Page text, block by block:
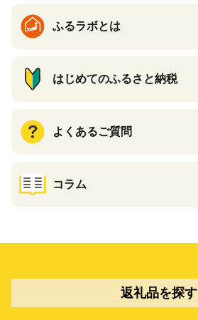
ふるラボとは
はじめてのふるさと納税
よくあるご質問
コラム
返礼品を探す